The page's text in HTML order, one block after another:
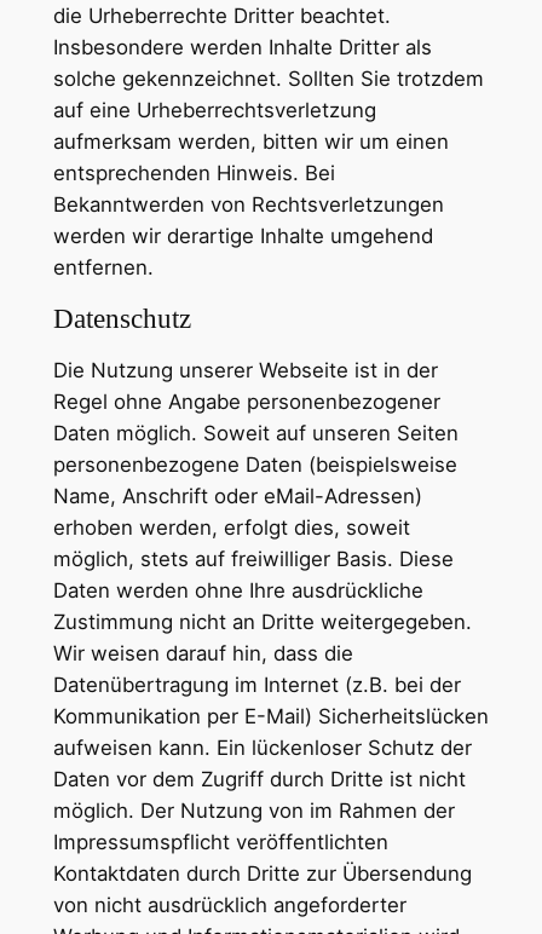
die Urheberrechte Dritter beachtet.
Insbesondere werden Inhalte Dritter als
solche gekennzeichnet. Sollten Sie trotzdem
auf eine Urheberrechtsverletzung
aufmerksam werden, bitten wir um einen
entsprechenden Hinweis. Bei
Bekanntwerden von Rechtsverletzungen
werden wir derartige Inhalte umgehend
entfernen.
Datenschutz
Die Nutzung unserer Webseite ist in der
Regel ohne Angabe personenbezogener
Daten möglich. Soweit auf unseren Seiten
personenbezogene Daten (beispielsweise
Name, Anschrift oder eMail-Adressen)
erhoben werden, erfolgt dies, soweit
möglich, stets auf freiwilliger Basis. Diese
Daten werden ohne Ihre ausdrückliche
Zustimmung nicht an Dritte weitergegeben.
Wir weisen darauf hin, dass die
Datenübertragung im Internet (z.B. bei der
Kommunikation per E-Mail) Sicherheitslücken
aufweisen kann. Ein lückenloser Schutz der
Daten vor dem Zugriff durch Dritte ist nicht
möglich. Der Nutzung von im Rahmen der
Impressumspflicht veröffentlichten
Kontaktdaten durch Dritte zur Übersendung
von nicht ausdrücklich angeforderter